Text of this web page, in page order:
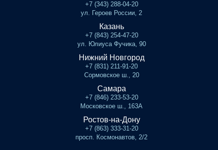
+7 (343) 288-04-20
ул. Героев России, 2
Казань
+7 (843) 254-47-20
ул. Юлиуса Фучика, 90
Нижний Новгород
+7 (831) 211-91-20
Сормовское ш., 20
Самара
+7 (846) 233-53-20
Московское ш., 163А
Ростов-на-Дону
+7 (863) 333-31-20
просп. Космонавтов, 2/2